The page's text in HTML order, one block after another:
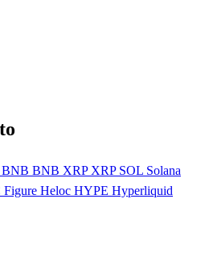
BNB BNB XRP XRP SOL Solana
Figure Heloc HYPE Hyperliquid